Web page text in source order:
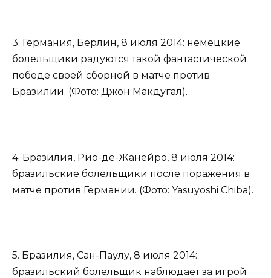
3. Германия, Берлин, 8 июля 2014: немецкие
болельщики радуются такой фантастической
победе своей сборной в матче против
Бразилии. (Фото: Джон Макдугал).
4. Бразилия, Рио-де-Жанейро, 8 июля 2014:
бразильские болельщики после поражения в
матче против Германии. (Фото: Yasuyoshi Chiba).
5. Бразилия, Сан-Паулу, 8 июля 2014:
бразильский болельщик наблюдает за игрой